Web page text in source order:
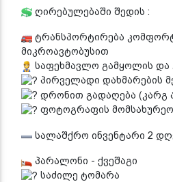
ღირებულებაში შედის :
ტრანსპორტირება
მიკროავტობუსით
საფეხმავლო გამყოლის და
პირველადი დახმარების
დრონით გადაღება (კარგ
ფოტოგრაფის
სალაშქრო ინვენტარი 2
პარალონი - ქვეშაგი
საძილე ტომარა